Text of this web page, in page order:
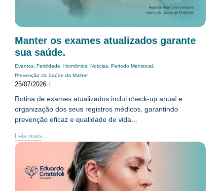
Manter os exames atualizados garante
sua saúde.
Eventos Fertilidade Hormônios Noticias Período Menstrual
Prevenção da Saúde da Mulher
25/07/2026 /
Rotina de exames atualizados inclui check-up anual e
organização dos seus registros médicos, garantindo
prevenção eficaz e qualidade de vida...
Leia mais